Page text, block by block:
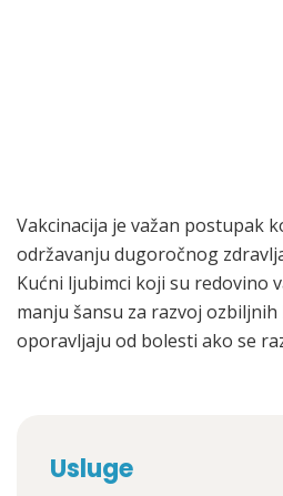
Vakcinacija je važan postupak
održavanju dugoročnog
Kućni ljubimci koji su redovino
manju šansu za razvoj ozbiljnih
oporavljaju od bolesti ako se
Usluge